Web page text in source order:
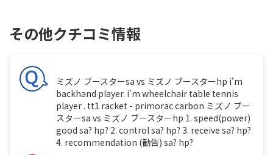
その他クチコミ情報
ミズノ ブースターsa vs ミズノ ブースターhp i'm
backhand player. i'm wheelchair table tennis
player . tt1 racket - primorac carbon ミズノ ブー
スターsa vs ミズノ ブースターhp 1. speed(power)
good sa? hp? 2. control sa? hp? 3. receive sa? hp?
4. recommendation (勧告) sa? hp?